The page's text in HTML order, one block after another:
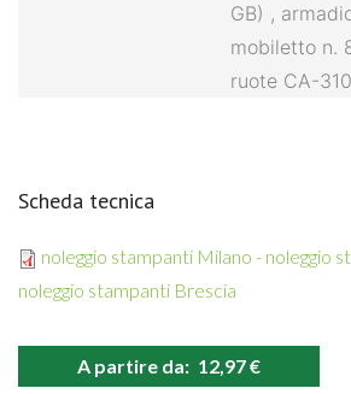
GB) ,
mobiletto n.
ruote CA-
Scheda tecnica
noleggio stampanti Milano - noleggio
noleggio stampanti Brescia
A partire da: 12,97